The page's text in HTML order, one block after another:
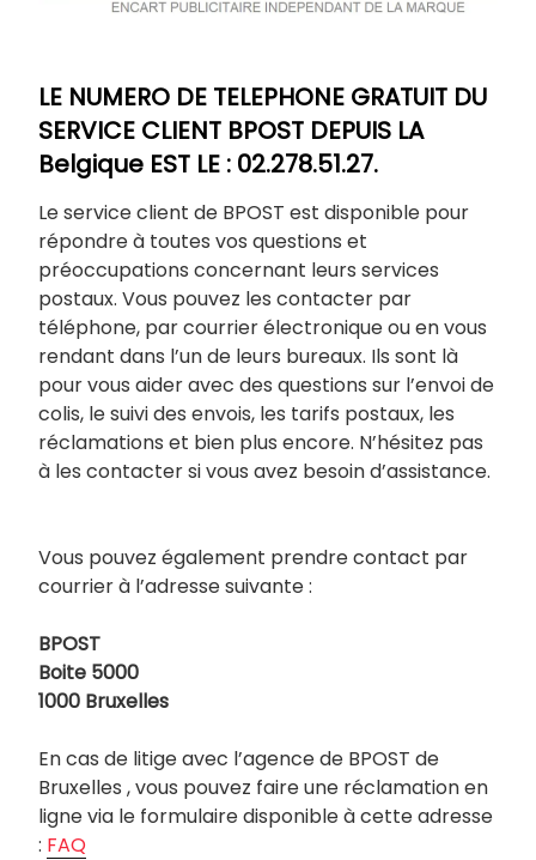
LE NUMERO DE TELEPHONE GRATUIT DU
SERVICE CLIENT BPOST DEPUIS LA
Belgique EST LE : 02.278.51.27.
Le service client de BPOST est disponible pour
répondre à toutes vos questions et
préoccupations concernant leurs services
postaux. Vous pouvez les contacter par
téléphone, par courrier électronique ou en vous
rendant dans l’un de leurs bureaux. Ils sont là
pour vous aider avec des questions sur l’envoi de
colis, le suivi des envois, les tarifs postaux, les
réclamations et bien plus encore. N’hésitez pas
à les contacter si vous avez besoin d’assistance.
Vous pouvez également prendre contact par
courrier à l’adresse suivante :
BPOST
Boite 5000
1000 Bruxelles
En cas de litige avec l’agence de BPOST de
Bruxelles , vous pouvez faire une réclamation en
ligne via le formulaire disponible à cette adresse
: FAQ